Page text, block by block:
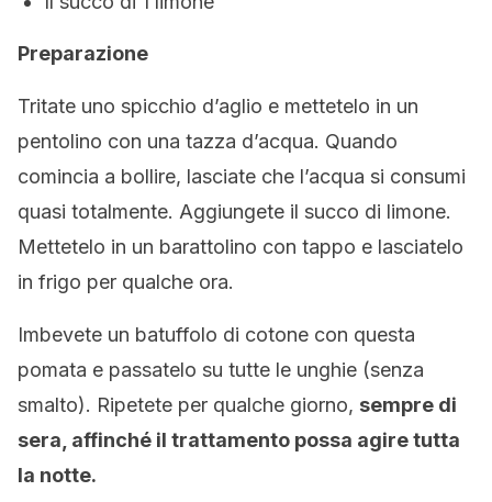
Preparazione
Tritate uno spicchio d’aglio e mettetelo in un
pentolino con una tazza d’acqua. Quando
comincia a bollire, lasciate che l’acqua si consumi
quasi totalmente. Aggiungete il succo di limone.
Mettetelo in un barattolino con tappo e lasciatelo
in frigo per qualche ora.
Imbevete un batuffolo di cotone con questa
pomata e passatelo su tutte le unghie (senza
smalto). Ripetete per qualche giorno, sempre di
sera, affinché il trattamento possa agire tutta
la notte.